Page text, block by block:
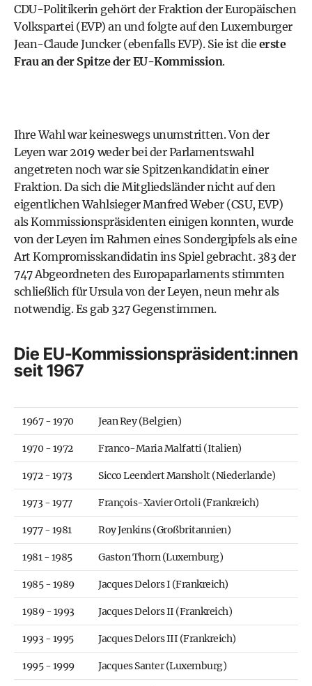
CDU-Politikerin gehört der Fraktion der Europäischen
Volkspartei (EVP) an und folgte auf den Luxemburger
Jean-Claude Juncker (ebenfalls EVP). Sie ist die erste
Frau an der Spitze der EU-Kommission.
Ihre Wahl war keineswegs unumstritten. Von der
Leyen war 2019 weder bei der Parlamentswahl
angetreten noch war sie Spitzenkandidatin einer
Fraktion. Da sich die Mitgliedsländer nicht auf den
eigentlichen Wahlsieger Manfred Weber (CSU, EVP)
als Kommissionspräsidenten einigen konnten, wurde
von der Leyen im Rahmen eines Sondergipfels als eine
Art Kompromisskandidatin ins Spiel gebracht. 383 der
747 Abgeordneten des Europaparlaments stimmten
schließlich für Ursula von der Leyen, neun mehr als
notwendig. Es gab 327 Gegenstimmen.
Die EU-Kommissionspräsident:innen
seit 1967
1967 - 1970 Jean Rey (Belgien)
1970 - 1972 Franco-Maria Malfatti (Italien)
1972 - 1973 Sicco Leendert Mansholt (Niederlande)
1973 - 1977 François-Xavier Ortoli (Frankreich)
1977 - 1981 Roy Jenkins (Großbritannien)
1981 - 1985 Gaston Thorn (Luxemburg)
1985 - 1989 Jacques Delors I (Frankreich)
1989 - 1993 Jacques Delors II (Frankreich)
1993 - 1995 Jacques Delors III (Frankreich)
1995 - 1999 Jacques Santer (Luxemburg)